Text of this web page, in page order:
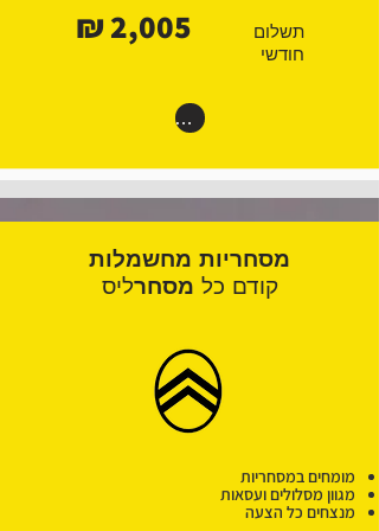
2,005 ₪
תשלום
חודשי
רוצים דיל קרוקודיל
מסחריות מחשמלות
קודם כל מסחרליס
מומחים במסחריות
מגוון מסלולים ועסאות
מנצחים כל הצעה